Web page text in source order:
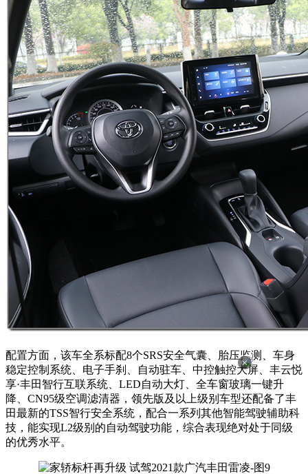
配置方面，该车全系标配8个SRS安全气囊、胎压监测、车身
稳定控制系统、电子手刹、自动驻车、中控触控大屏、丰云悦
享·丰田智行互联系统、LED自动大灯、全车窗玻璃一键升
降、CN95级空调滤清器，领先版及以上级别车型还配备了丰
田最新的TSS智行安全系统，配合一系列其他智能驾驶辅助科
技，能实现L2级别的自动驾驶功能，综合表现绝对处于同级
的优秀水平。
×